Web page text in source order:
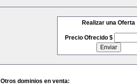
Realizar una Oferta
Precio Ofrecido $
Otros dominios en venta: